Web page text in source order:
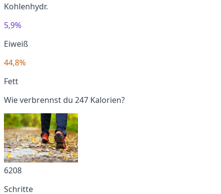
Kohlenhydr.
5,9%
Eiweiß
44,8%
Fett
Wie verbrennst du 247 Kalorien?
6208
Schritte